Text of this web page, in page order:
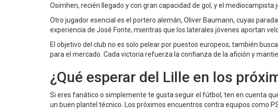
Osimhen, recién llegado y con gran capacidad de gol, y el
Otro jugador esencial es el portero alemán, Oliver Baumann, cuyas
experiencia de José Fonte, mientras que los laterales jóvenes aportan
El objetivo del club no es solo pelear por puestos europeos; también
para el mercado. Cada victoria refuerza la confianza de la afición y
¿Qué esperar del Lille en los
Si eres fanático o simplemente te gusta seguir el fútbol, ten en cuenta
un buen plantel técnico. Los próximos encuentros contra equipos como